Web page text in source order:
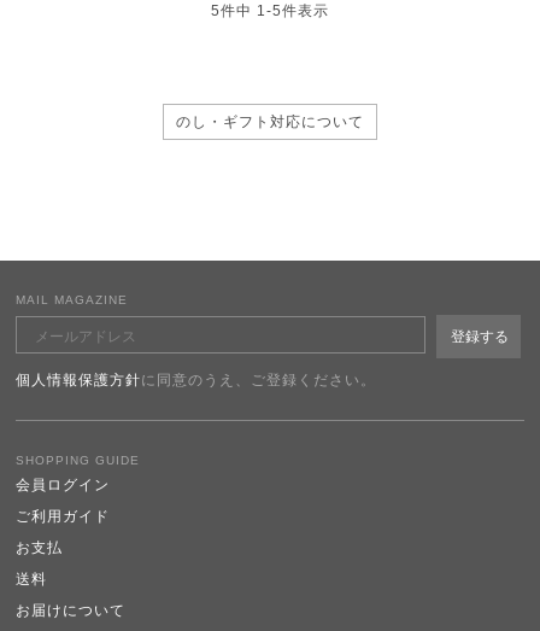
5件中 1 -5件表示
のし・ギフト対応について
SHOPPING GUIDE
会員ログイン
ご利用ガイド
お支払
送料
お届けについて
MAIL MAGAZINE
個人情報保護方針に同意のうえ、ご登録ください。